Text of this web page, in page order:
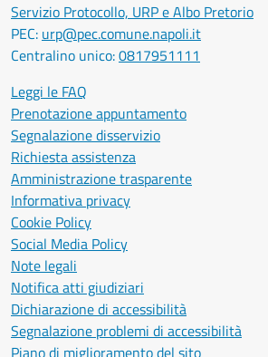
Servizio Protocollo, URP e Albo Pretorio
PEC: urp@pec.comune.napoli.it
Centralino unico:0817951111
Leggi le FAQ
Prenotazione appuntamento
Segnalazione disservizio
Richiesta assistenza
Amministrazione trasparente
Informativa privacy
Cookie Policy
Social Media Policy
Note legali
Notifica atti giudiziari
Dichiarazione di accessibilità
Segnalazione problemi di accessibilità